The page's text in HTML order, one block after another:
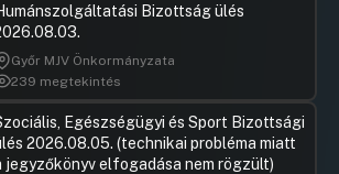
Bizottság ülés
Győr MJV Önkormányzata
239 megtekintés
Egészségügyi és Sport Bizottsági
2026.08.05. (technikai probléma miatt
jegyzőkönyv elfogadása nem rögzült)